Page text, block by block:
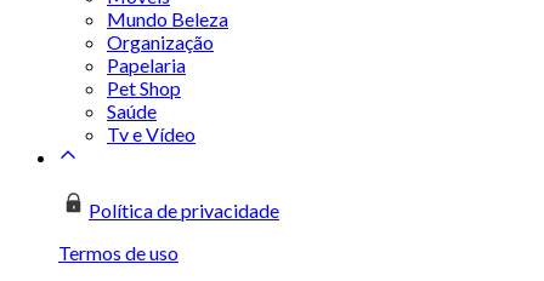
Mundo Beleza
Organização
Papelaria
Pet Shop
Saúde
Tv e Vídeo
Política de privacidade
Termos de uso